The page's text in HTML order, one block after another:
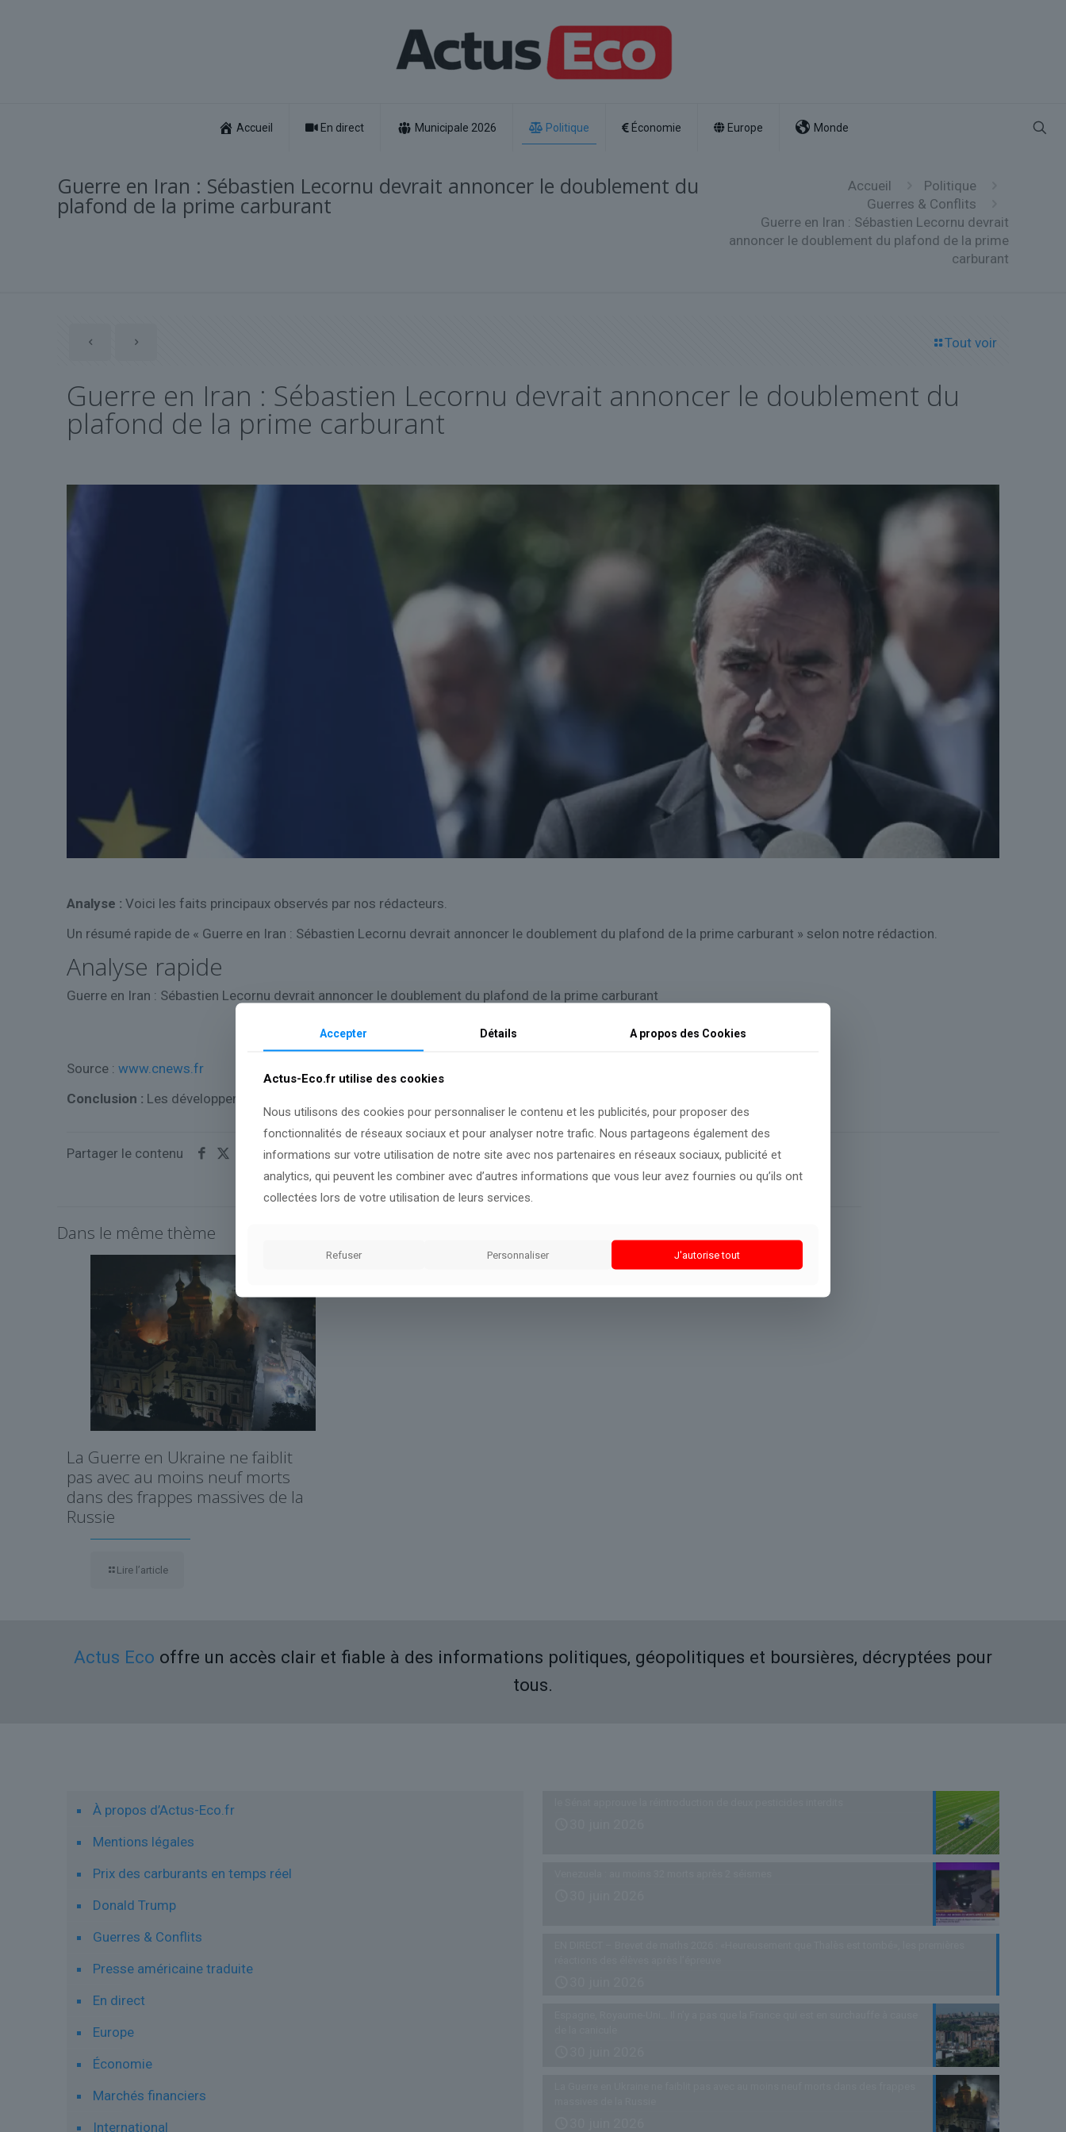
Accueil En direct Municipale 2026 Politique Économie Europe Monde
Guerre en Iran : Sébastien Lecornu devrait annoncer le doublement du
plafond de la prime carburant
Accueil
Politique
Guerres & Conflits
Guerre en Iran : Sébastien Lecornu devrait
annoncer le doublement du plafond de la prime
carburant
Tout voir
Guerre en Iran : Sébastien Lecornu devrait annoncer le doublement du
plafond de la prime carburant
Analyse : Voici les faits principaux observés par nos rédacteurs.
Un résumé rapide de « Guerre en Iran : Sébastien Lecornu devrait annoncer le doublement du plafond de la prime carburant » selon notre rédaction.
Analyse rapide
Guerre en Iran : Sébastien Lecornu devrait annoncer le doublement du plafond de la prime carburant
Source : www.cnews.fr
Conclusion : Les développements à venir permettront de compléter notre point de vue.
Partager le contenu
Dans le même thème
La Guerre en Ukraine ne faiblit
pas avec au moins neuf morts
dans des frappes massives de la
Russie
Lire l’article
Actus Eco offre un accès clair et fiable à des informations politiques, géopolitiques et boursières, décryptées pour
tous.
À propos d’Actus-Eco.fr
Mentions légales
Prix des carburants en temps réel
Donald Trump
Guerres & Conflits
Presse américaine traduite
En direct
Europe
Économie
Marchés financiers
International
Accepter Détails A propos des Cookies
Actus-Eco.fr utilise des cookies
Nous utilisons des cookies pour personnaliser le contenu et les publicités, pour proposer des
fonctionnalités de réseaux sociaux et pour analyser notre trafic. Nous partageons également des
informations sur votre utilisation de notre site avec nos partenaires en réseaux sociaux, publicité et
analytics, qui peuvent les combiner avec d’autres informations que vous leur avez fournies ou qu’ils ont
collectées lors de votre utilisation de leurs services.
Refuser Personnaliser J'autorise tout